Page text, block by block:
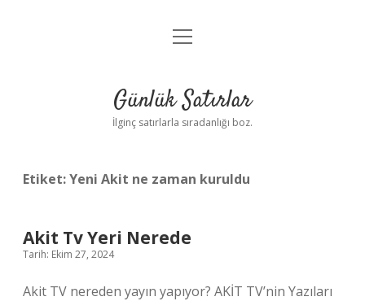
Anasayfa
Yasal Uyarı
menüyü
Günlük Satırlar
İlginç satırlarla sıradanlığı boz.
Etiket:Yeni Akit ne zaman kuruldu
Akit Tv Yeri Nerede
Tarih: Ekim 27, 2024
Akit TV nereden yayın yapıyor? AKİT TV’nin Yazıları